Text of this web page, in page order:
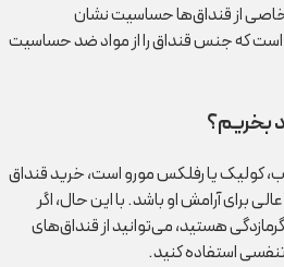
از قنداق‌ها حساسیت نشان
که جنس قنداق را از مواد ضد حساسیت
بخریم؟
کولیک یا رفلکس مورو است، خرید قنداق
برای آرامش او باشد. با این حال، اگر
هستید، می‌توانید از قنداق‌های
استفاده کنید.